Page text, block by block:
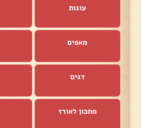
עוגות
מאפים
דגים
מתכון לאורז